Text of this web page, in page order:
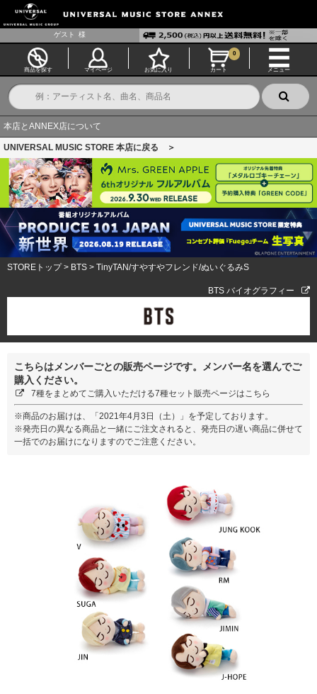
ゲスト 様
商品を探す マイページ お気に入り カート
0
メニュー
本店とANNEX店について
UNIVERSAL MUSIC STORE 本店に戻る ＞
STOREトップ> BTS > TinyTAN/すやすやフレンド/ぬいぐるみS
BTS バイオグラフィー
こちらはメンバーごとの販売ページです。メンバー名を選んでご
購入ください。
7種をまとめてご購入いただける7種セット販売ページはこちら
※商品のお届けは、「2021年4月3日（土）」を予定しております。
※発売日の異なる商品と一緒にご注文されると、発売日の遅い商品に併せて
一括でのお届けになりますのでご注意ください。